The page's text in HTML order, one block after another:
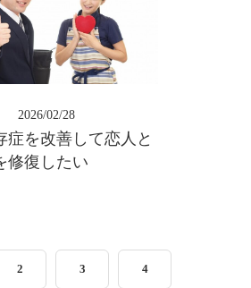
2026/02/28
症を改善して恋人と
修復したい
2 3 4